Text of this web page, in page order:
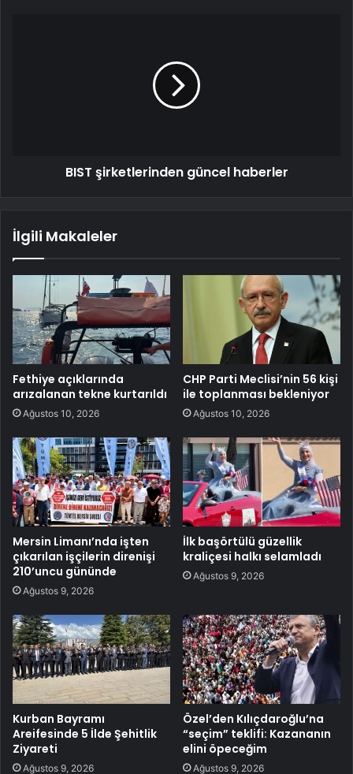
BIST şirketlerinden güncel haberler
İlgili Makaleler
Fethiye açıklarında
arızalanan tekne kurtarıldı
Ağustos 10, 2026
CHP Parti Meclisi’nin 56 kişi
ile toplanması bekleniyor
Ağustos 10, 2026
Mersin Limanı’nda işten
çıkarılan işçilerin direnişi
210’uncu gününde
Ağustos 9, 2026
İlk başörtülü güzellik
kraliçesi halkı selamladı
Ağustos 9, 2026
Kurban Bayramı
Areifesinde 5 İlde Şehitlik
Ziyareti
Ağustos 9, 2026
Özel’den Kılıçdaroğlu’na
“seçim” teklifi: Kazananın
elini öpeceğim
Ağustos 9, 2026